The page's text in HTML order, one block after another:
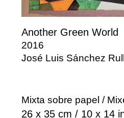
Another Green World
2016
José Luis Sánchez Rull
Mixta sobre papel /
26 x 35 cm / 10 x 14